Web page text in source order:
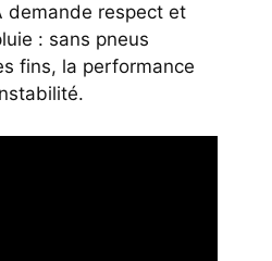
demande respect et
: sans pneus
fins, la performance